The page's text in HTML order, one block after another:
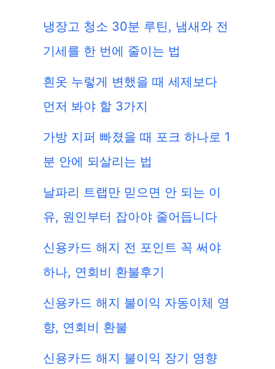
냉장고 청소 30분 루틴, 냄새와 전
기세를 한 번에 줄이는 법
흰옷 누렇게 변했을 때 세제보다
먼저 봐야 할 3가지
가방 지퍼 빠졌을 때 포크 하나로 1
분 안에 되살리는 법
날파리 트랩만 믿으면 안 되는 이
유, 원인부터 잡아야 줄어듭니다
신용카드 해지 전 포인트 꼭 써야
하나, 연회비 환불후기
신용카드 해지 불이익 자동이체 영
향, 연회비 환불
신용카드 해지 불이익 장기 영향